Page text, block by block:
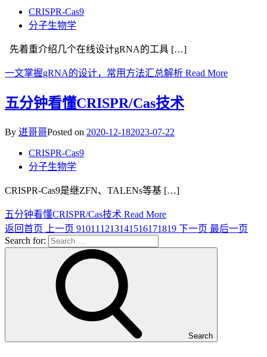
CRISPR-Cas9
分子生物学
先着重介绍几个在线设计gRNA的工具 […]
一文掌握gRNA的设计，常用方法汇总解析 Read More
五分钟看懂CRISPR/Cas技术
By 进哥哥Posted on 2020-12-182023-07-22
CRISPR-Cas9
分子生物学
CRISPR-Cas9是继ZFN、TALENs等基 […]
五分钟看懂CRISPR/Cas技术 Read More
返回首页
上一页 91011 1213141516171819 下一页 最后一页
Search for:
Search